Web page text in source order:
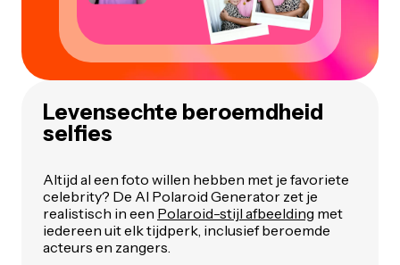
Levensechte beroemdheid
selfies
Altijd al een foto willen hebben met je favoriete
celebrity? De AI Polaroid Generator zet je
realistisch in een Polaroid-stijl afbeelding met
iedereen uit elk tijdperk, inclusief beroemde
acteurs en zangers.